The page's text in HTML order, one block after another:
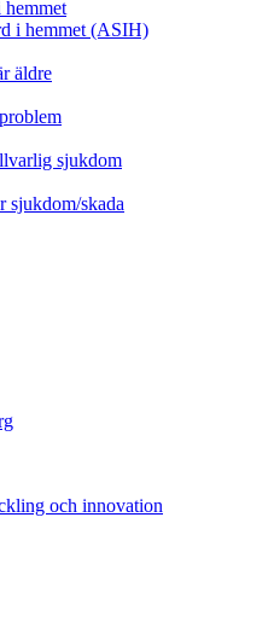
hemmet
i hemmet (ASIH)
äldre
sjukdom
sjukdom/skada
och innovation